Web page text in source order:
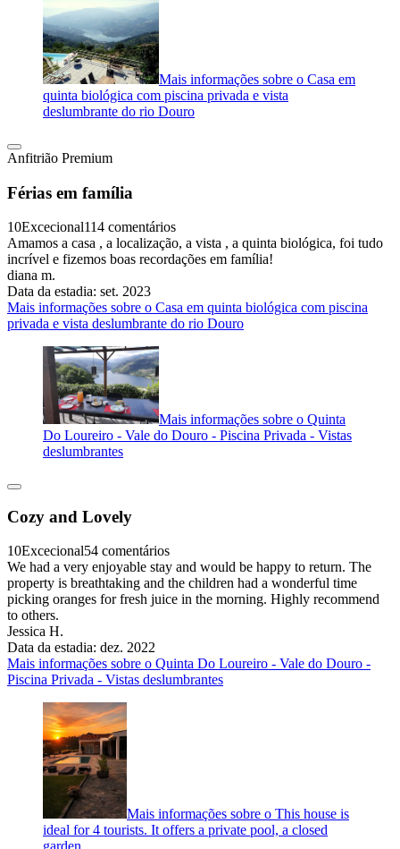
Mais informações sobre o Casa em
quinta biológica com piscina privada e vista
deslumbrante do rio Douro
Anfitrião Premium
Férias em família
10Excecional114 comentários
Amamos a casa , a localização, a vista , a quinta biológica, foi tudo
incrível e fizemos boas recordações em família!
diana m.
Data da estadia: set. 2023
Mais informações sobre o Casa em quinta biológica com piscina
privada e vista deslumbrante do rio Douro
Mais informações sobre o Quinta
Do Loureiro - Vale do Douro - Piscina Privada - Vistas
deslumbrantes
Cozy and Lovely
10Excecional54 comentários
We had a very enjoyable stay and would be happy to return. The
property is breathtaking and the children had a wonderful time
picking oranges for fresh juice in the morning. Highly recommend
to others.
Jessica H.
Data da estadia: dez. 2022
Mais informações sobre o Quinta Do Loureiro - Vale do Douro -
Piscina Privada - Vistas deslumbrantes
Mais informações sobre o This house is
ideal for 4 tourists. It offers a private pool, a closed